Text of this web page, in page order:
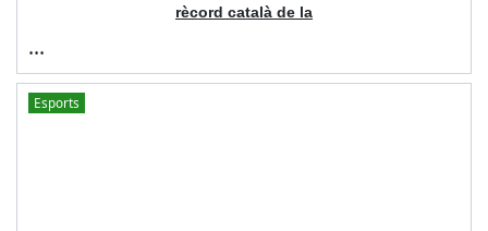
rècord català de la
...
Esports